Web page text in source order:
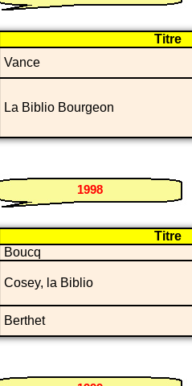
Titre
Vance
La Biblio Bourgeon
1998
Titre
Boucq
Cosey, la Biblio
Berthet